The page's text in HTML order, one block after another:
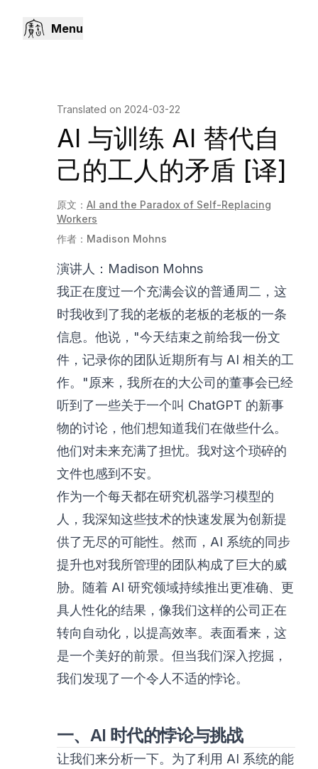
Menu
Translated on 2024-03-22
AI 与训练 AI 替代自
己的工人的矛盾 [译]
原文： AI and the Paradox of Self-Replacing
Workers
作者： Madison Mohns
演讲人：Madison Mohns
我正在度过一个充满会议的普通周二，这
时我收到了我的老板的老板的老板的一条
信息。他说，"今天结束之前给我一份文
件，记录你的团队近期所有与 AI 相关的工
作。"原来，我所在的大公司的董事会已经
听到了一些关于一个叫 ChatGPT 的新事
物的讨论，他们想知道我们在做些什么。
他们对未来充满了担忧。我对这个琐碎的
文件也感到不安。
作为一个每天都在研究机器学习模型的
人，我深知这些技术的快速发展为创新提
供了无尽的可能性。然而，AI 系统的同步
提升也对我所管理的团队构成了巨大的威
胁。随着 AI 研究领域持续推出更准确、更
具人性化的结果，像我们这样的公司正在
转向自动化，以提高效率。表面看来，这
是一个美好的前景。但当我们深入挖掘，
我们发现了一个令人不适的悖论。
一、AI 时代的悖论与挑战
让我们来分析一下。为了利用 AI 系统的能